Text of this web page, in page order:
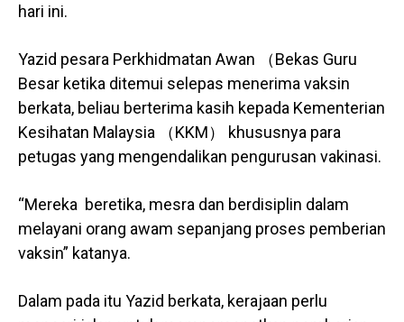
hari ini.
Yazid pesara Perkhidmatan Awan （Bekas Guru
Besar ketika ditemui selepas menerima vaksin
berkata, beliau berterima kasih kepada Kementerian
Kesihatan Malaysia （KKM） khususnya para
petugas yang mengendalikan pengurusan vakinasi.
“Mereka beretika, mesra dan berdisiplin dalam
melayani orang awam sepanjang proses pemberian
vaksin” katanya.
Dalam pada itu Yazid berkata, kerajaan perlu